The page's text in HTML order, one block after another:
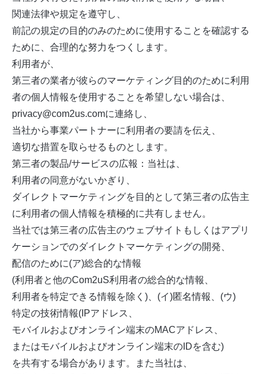
関連法律や規定を遵守し、
前記の規定の目的のみのために使用することを確認する
ために、合理的な努力をつくします。
利用者が、
第三者の業者が彼らのマーケティング目的のために利用
者の個人情報を使用することを希望しない場合は、
privacy@com2us.comに連絡し、
当社から事業パートナーに利用者の要請を伝え、
適切な措置を取らせるものとします。
第三者の製品/サービスの広報：当社は、
利用者の同意がないかぎり、
ダイレクトマーケティングを目的として第三者の広告主
に利用者の個人情報を積極的に共有しません。
当社では第三者の広告主のウェブサイトもしくはアプリ
ケーションでのダイレクトマーケティングの開発、
配信のために(ア)総合的な情報
(利用者と他のCom2uS利用者の総合的な情報、
利用者を特定できる情報を除く)、(イ)匿名情報、(ウ)
特定の技術情報(IPアドレス、
モバイルおよびオンライン端末のMACアドレス、
またはモバイルおよびオンライン端末のIDを含む)
を共有する場合があります。また当社は、